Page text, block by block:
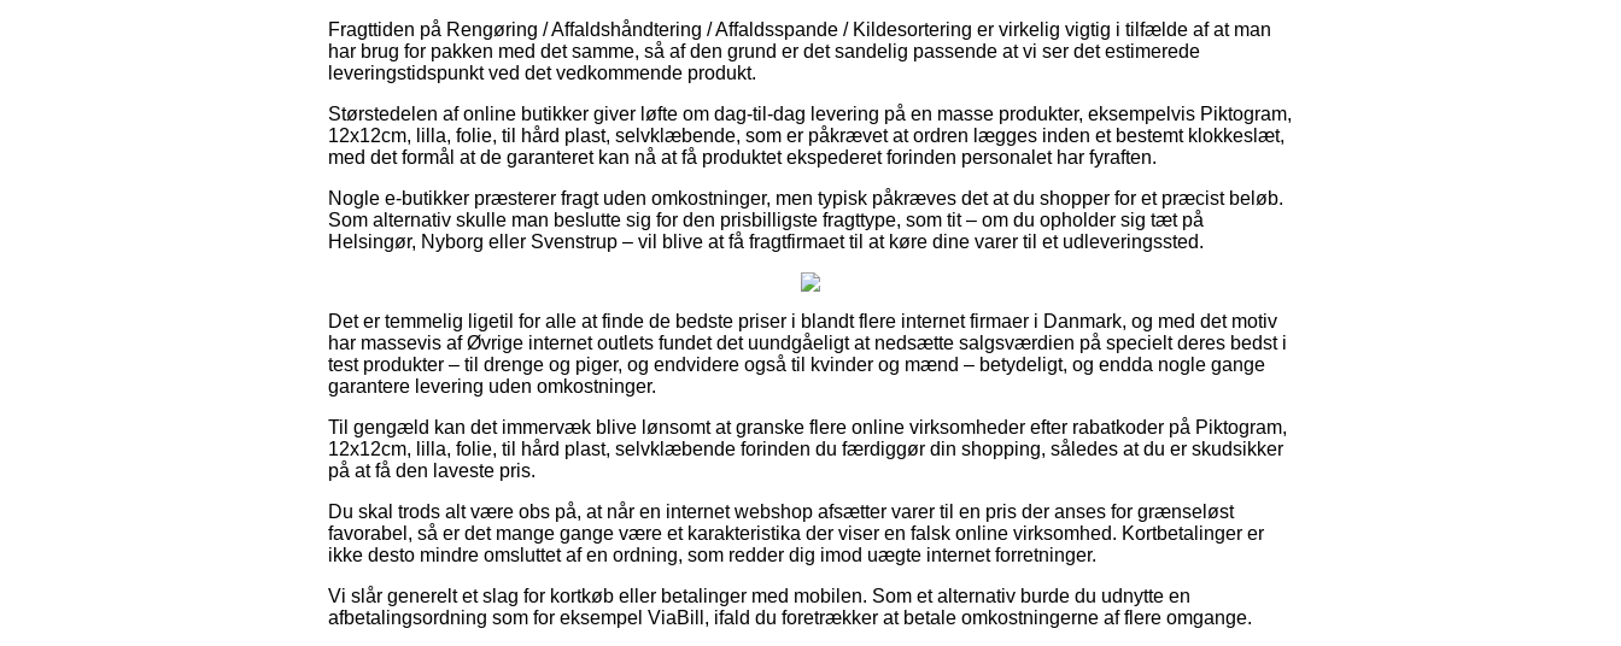
Fragttiden på Rengøring / Affaldshåndtering / Affaldsspande / Kildesortering er virkelig vigtig i tilfælde af at man
har brug for pakken med det samme, så af den grund er det sandelig passende at vi ser det estimerede
leveringstidspunkt ved det vedkommende produkt.
Størstedelen af online butikker giver løfte om dag-til-dag levering på en masse produkter, eksempelvis Piktogram,
12x12cm, lilla, folie, til hård plast, selvklæbende, som er påkrævet at ordren lægges inden et bestemt klokkeslæt,
med det formål at de garanteret kan nå at få produktet ekspederet forinden personalet har fyraften.
Nogle e-butikker præsterer fragt uden omkostninger, men typisk påkræves det at du shopper for et præcist beløb.
Som alternativ skulle man beslutte sig for den prisbilligste fragttype, som tit – om du opholder sig tæt på
Helsingør, Nyborg eller Svenstrup – vil blive at få fragtfirmaet til at køre dine varer til et udleveringssted.
Det er temmelig ligetil for alle at finde de bedste priser i blandt flere internet firmaer i Danmark, og med det motiv
har massevis af Øvrige internet outlets fundet det uundgåeligt at nedsætte salgsværdien på specielt deres bedst i
test produkter – til drenge og piger, og endvidere også til kvinder og mænd – betydeligt, og endda nogle gange
garantere levering uden omkostninger.
Til gengæld kan det immervæk blive lønsomt at granske flere online virksomheder efter rabatkoder på Piktogram,
12x12cm, lilla, folie, til hård plast, selvklæbende forinden du færdiggør din shopping, således at du er skudsikker
på at få den laveste pris.
Du skal trods alt være obs på, at når en internet webshop afsætter varer til en pris der anses for grænseløst
favorabel, så er det mange gange være et karakteristika der viser en falsk online virksomhed. Kortbetalinger er
ikke desto mindre omsluttet af en ordning, som redder dig imod uægte internet forretninger.
Vi slår generelt et slag for kortkøb eller betalinger med mobilen. Som et alternativ burde du udnytte en
afbetalingsordning som for eksempel ViaBill, ifald du foretrækker at betale omkostningerne af flere omgange.